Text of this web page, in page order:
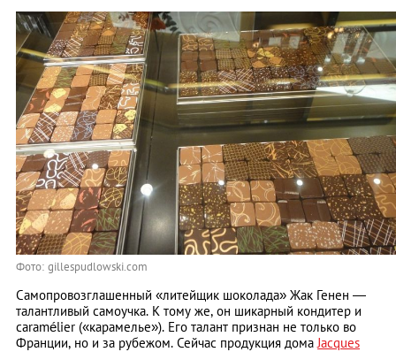
Фото: gillespudlowski.com
Самопровозглашенный «литейщик шоколада» Жак Генен —
талантливый самоучка. К тому же, он шикарный кондитер и
caramélier («карамелье»). Его талант признан не только во
Франции, но и за рубежом. Сейчас продукция дома Jacques